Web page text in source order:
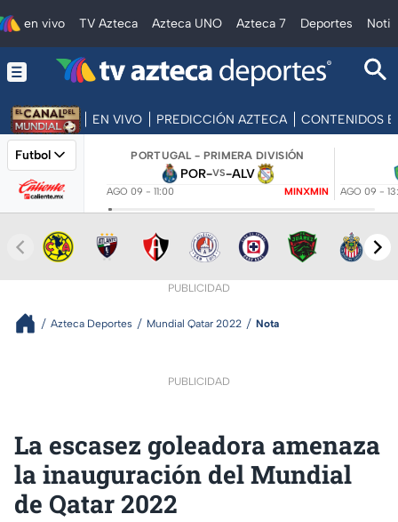
en vivo TV Azteca Azteca UNO Azteca 7 Deportes
EN VIVO PREDICCIÓN AZTECA CONTENIDOS
Futbol PORTUGAL - PRIMERA DIVISIÓN
POR-VS-ALV
AGO 09 - 11:00 MINXMIN AGO 09 -
PUBLICIDAD
Azteca Deportes Mundial Qatar 2022 Nota
PUBLICIDAD
La escasez goleadora amenaza
la inauguración del Mundial
de Qatar 2022